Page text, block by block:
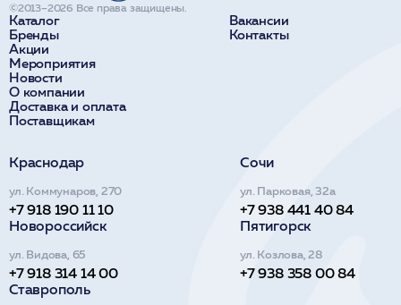
Каталог
Бренды
Акции
Мероприятия
Новости
О компании
Доставка и оплата
Поставщикам
Вакансии
Контакты
©2013–2026 Все права защищены.
Краснодар
ул. Коммунаров, 270
+7 918 190 11 10
Сочи
ул. Парковая, 32а
+7 938 441 40 84
Новороссийск
ул. Видова, 65
+7 918 314 14 00
Пятигорск
ул. Козлова, 28
+7 938 358 00 84
Ставрополь